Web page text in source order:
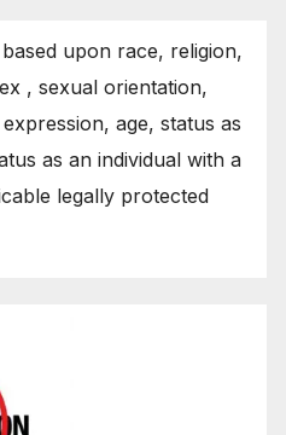
upon race, religion,
, sexual orientation,
age, status as
as an individual with a
legally protected